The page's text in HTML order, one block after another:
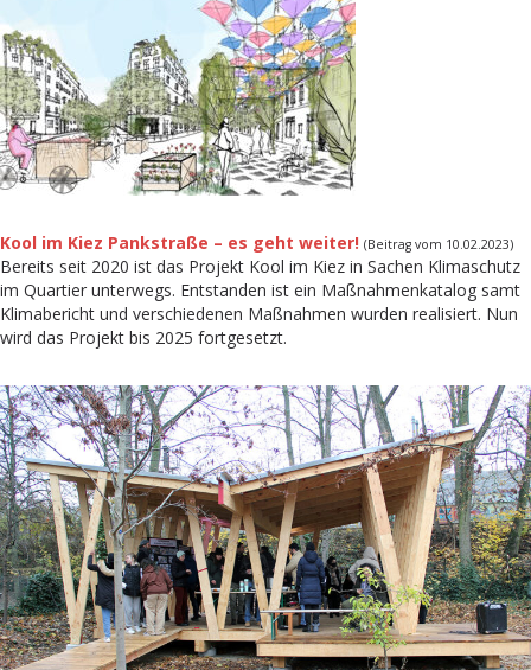
Kool im Kiez Pankstraße – es geht weiter! (Beitrag vom 10.02.2023)
Bereits seit 2020 ist das Projekt Kool im Kiez in Sachen Klimaschutz
im Quartier unterwegs. Entstanden ist ein Maßnahmenkatalog samt
Klimabericht und verschiedenen Maßnahmen wurden realisiert. Nun
wird das Projekt bis 2025 fortgesetzt.